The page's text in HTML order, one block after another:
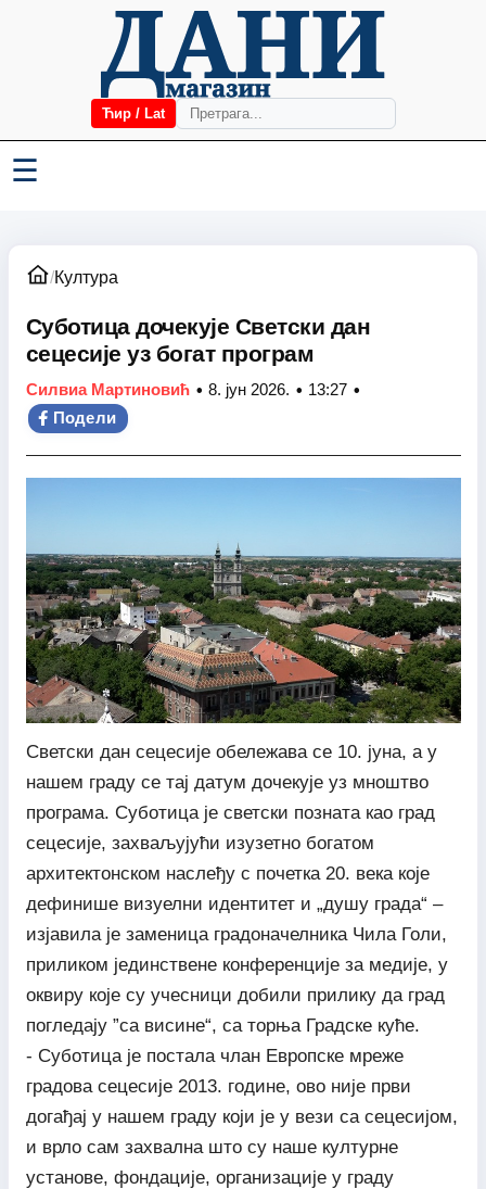
Ћир / Lat
☰
/Култура
Суботица дочекује Светски дан
сецесије уз богат програм
Силвиа Мартиновић • 8. јун 2026. • 13:27 •
Подели
Светски дан сецесије обележава се 10. јуна, а у
нашем граду се тај датум дочекује уз мноштво
програма. Суботица је светски позната као град
сецесије, захваљујући изузетно богатом
архитектонском наслеђу с почетка 20. века које
дефинише визуелни идентитет и „душу града“ –
изјавила је заменица градоначелника Чила Голи,
приликом јединствене конференције за медије, у
оквиру које су учесници добили прилику да град
погледају ”са висине“, са торња Градске куће.
- Суботица је постала члан Европске мреже
градова сецесије 2013. године, ово није први
догађај у нашем граду који је у вези са сецесијом,
и врло сам захвална што су наше културне
установе, фондације, организације у граду